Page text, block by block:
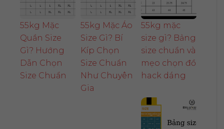
55kg Mặc
Quần Size
Gì? Hướng
Dẫn Chọn
Size Chuẩn
55kg Mặc Áo
Size Gì? Bí
Kíp Chọn
Size Chuẩn
Như Chuyên
Gia
55kg mặc
size gì? Bảng
size chuẩn và
mẹo chọn đồ
hack dáng